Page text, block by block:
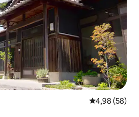
4,98 de uma
4,98 (58)